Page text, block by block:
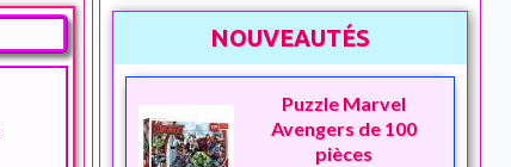
NOUVEAUTÉS
Puzzle Marvel
Avengers de 100
pièces